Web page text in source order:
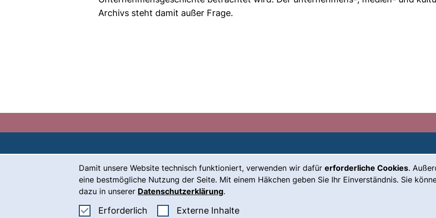
Damit unsere Website technisch funktioniert, verwenden wir dafür erforderliche Cookies.
eine bestmögliche Nutzung der Seite. Mit einem Häkchen geben Sie Ihr Einverständnis. Sie
dazu in unserer Datenschutzerklärung.
Erforderlich Erforderliche Cookies akzeptieren
Externe Inhalte: Externe Inhalte / Cookies akzeptieren
Archivs steht damit außer Frage.
Kontakt
Karriere
Presse
Leichte Sprache
Gebärdensprache
Impressum